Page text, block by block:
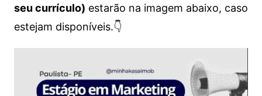
seu currículo) estarão na imagem abaixo, caso
estejam disponíveis.👇